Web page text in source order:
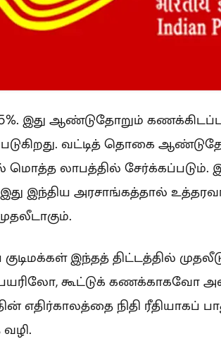
இது ஆண்டுதோறும்
வட்டித் தொகை
மொத்த லாபத்தில் சேர்க்கப்படும்.
இந்திய அரசாங்கத்தால்
குடிமக்கள் இந்தத் திட்டத்தில்
கூட்டுக் கணக்காகவோ
எதிர்காலத்தை நிதி ரீதியாகப்
வழி.